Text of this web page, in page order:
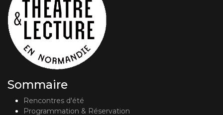
Sommaire
Rencontres d'été
Programmation & Réservation